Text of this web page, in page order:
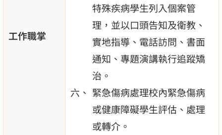
工作職掌
特殊疾病學生列入個案管
理，並以口頭告知及衛教、
實地指導、電話訪問、書面
通知、專題演講執行追蹤矯
治。
緊急傷病處理校內緊急傷病
或健康障礙學生評估、處理
或轉介。